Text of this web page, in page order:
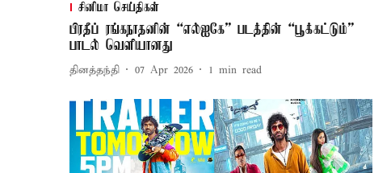
சினிமா செய்திகள்
பிரதீப் ரங்கநாதனின் “எல்ஐகே” படத்தின் “பூக்கட்டும்”
பாடல் வெளியானது
தினத்தந்தி 07 Apr 2026 1 min read